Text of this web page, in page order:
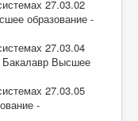
27.03.02
образование -
27.03.04
Бакалавр Высшее
27.03.05
-